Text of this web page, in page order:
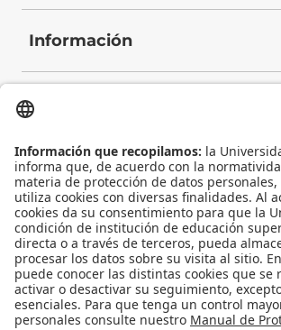
Información
Contacto
Universidad de los Andes | Vigilada Mineducación